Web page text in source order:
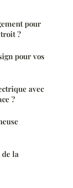
pour
?
pour vos
avec
?
la